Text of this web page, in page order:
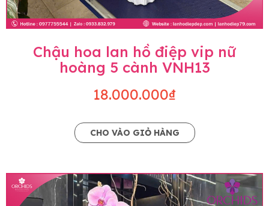
Chậu hoa lan hồ điệp vip nữ
hoàng 5 cành VNH13
18.000.000₫
CHO VÀO GIỎ HÀNG